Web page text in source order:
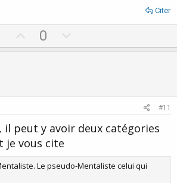
Citer
p
t
0
o
v
e
#11
il peut y avoir deux catégories
je vous cite
Le pseudo-Mentaliste celui qui